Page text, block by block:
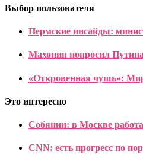
Выбор пользователя
Пермские инсайды:
Махонин попросил
«Откровенная чушь»:
Это интересно
Собянин: в Москве
CNN: есть прогресс по